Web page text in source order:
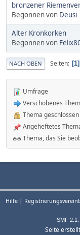
bronzener
Begonnen von Deusi
Alter Kronkorken
Begonnen von
NACH OBEN Seiten 1
Umfrage
Verschobenes
Thema geschlossen
Angeheftetes
Thema, das Sie
Hilfe|
SMF
Seite